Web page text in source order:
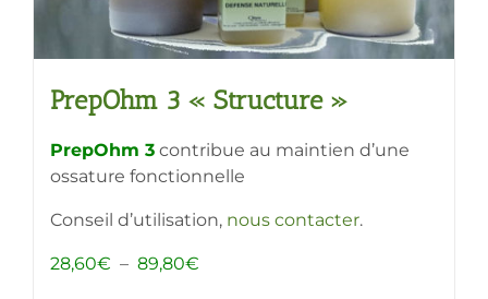
produit
PrepOhm 3 « Structure »
PrepOhm 3 contribue au maintien d’une
ossature fonctionnelle
Conseil d’utilisation, nous contacter.
28,60€ – 89,80€